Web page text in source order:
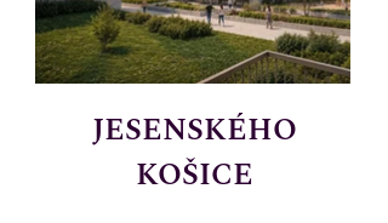
JESENSKÉHO
KOŠICE